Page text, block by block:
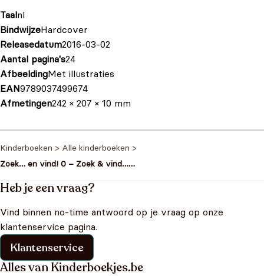
Taalnl
BindwijzeHardcover
Releasedatum2016-03-02
Aantal pagina's24
AfbeeldingMet illustraties
EAN9789037499674
Afmetingen242 × 207 × 10 mm
Kinderboeken > Alle kinderboeken >
Zoek… en vind! 0 – Zoek & vind…
Heb je een vraag?
Vind binnen no-time antwoord op je vraag op onze
klantenservice pagina.
Klantenservice
Alles van Kinderboekjes.be